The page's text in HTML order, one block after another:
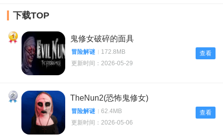
下载TOP
1 鬼修女破碎的面具
冒险解谜
172.8MB
更新时间：2026-05-29
查看
2 TheNun2(恐怖鬼修女)
冒险解谜
62.4MB
更新时间：2026-05-06
查看